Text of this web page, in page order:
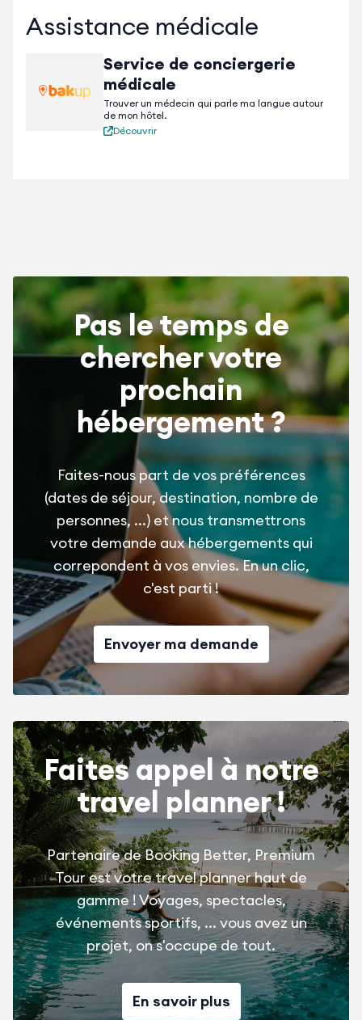
Assistance médicale
Service de conciergerie
médicale
Trouver un médecin qui parle ma langue autour
de mon hôtel.
Découvrir
Pas le temps de
chercher votre
prochain
hébergement ?
Faites-nous part de vos préférences
(dates de séjour, destination, nombre de
personnes, ...) et nous transmettrons
votre demande aux hébergements qui
correpondent à vos envies. En un clic,
c'est parti !
Envoyer ma demande
Faites appel à notre
travel planner !
Partenaire de Booking Better, Premium
Tour est votre travel planner haut de
gamme ! Voyages, spectacles,
événements sportifs, ... vous avez un
projet, on s'occupe de tout.
En savoir plus